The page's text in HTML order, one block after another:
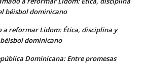
béisbol dominicano
a reformar Lidom: Ética, disciplina y
dominicano
Dominicana: Entre promesas